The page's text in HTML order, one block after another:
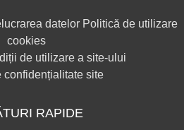
datelor Politică de utilizare
cookies
de utilizare a site-ului
confidențialitate site
RAPIDE